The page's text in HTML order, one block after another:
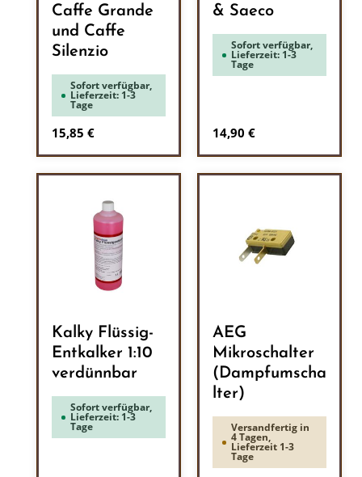
Caffe Grande
und Caffe
Silenzio
Sofort verfügbar,
Lieferzeit: 1-3
Tage
Regulärer Preis:
15,85 €
& Saeco
Sofort verfügbar,
Lieferzeit: 1-3
Tage
Regulärer Preis:
14,90 €
Kalky Flüssig-
Entkalker 1:10
verdünnbar
Sofort verfügbar,
Lieferzeit: 1-3
Tage
AEG
Mikroschalter
(Dampfumscha
lter)
Versandfertig in
4 Tagen,
Lieferzeit 1-3
Tage